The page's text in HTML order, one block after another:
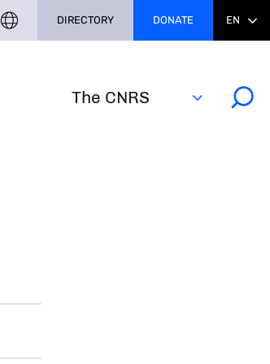
The CNRS
DIRECTORY DONATE EN